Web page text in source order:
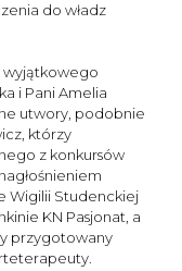
do władz
wyjątkowego
i Pani Amelia
utwory, podobnie
którzy
z konkursów
Wigilii Studenckiej
KN Pasjonat, a
przygotowany